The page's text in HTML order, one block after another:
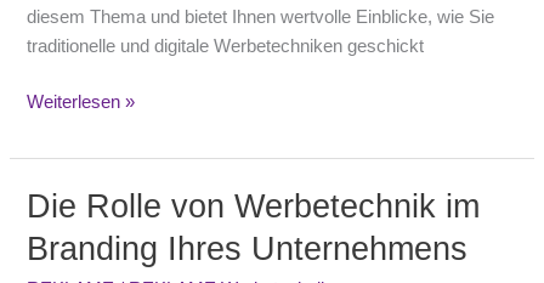
diesem Thema und bietet Ihnen wertvolle Einblicke, wie Sie
traditionelle und digitale Werbetechniken geschickt
Weiterlesen »
Die Rolle von Werbetechnik im
Branding Ihres Unternehmens
Die
von